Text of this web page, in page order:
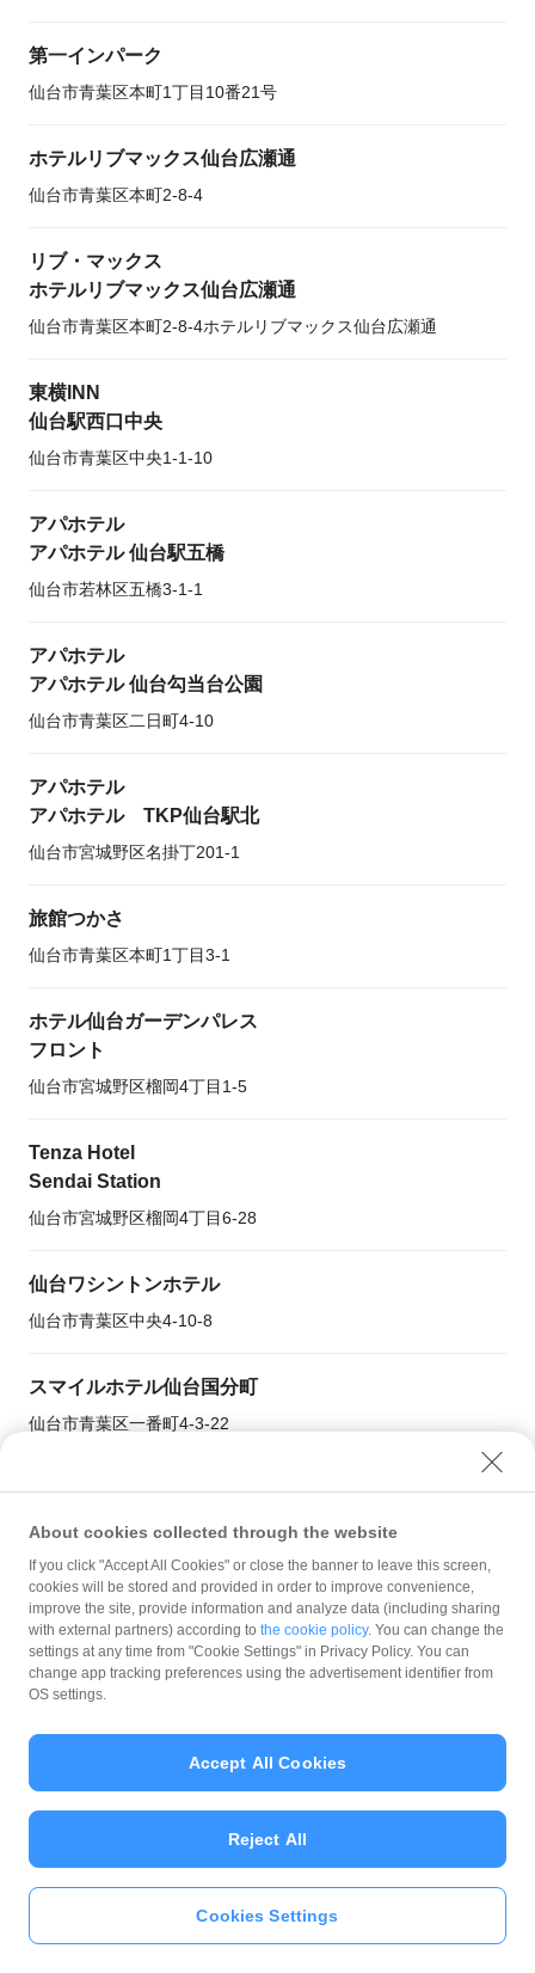
第一インパーク
仙台市青葉区本町1丁目10番21号
ホテルリブマックス仙台広瀬通
仙台市青葉区本町2-8-4
リブ・マックス
ホテルリブマックス仙台広瀬通
仙台市青葉区本町2-8-4ホテルリブマックス仙台広瀬通
東横INN
仙台駅西口中央
仙台市青葉区中央1-1-10
アパホテル
アパホテル 仙台駅五橋
仙台市若林区五橋3-1-1
アパホテル
アパホテル 仙台勾当台公園
仙台市青葉区二日町4-10
アパホテル
アパホテル TKP仙台駅北
仙台市宮城野区名掛丁201-1
旅館つかさ
仙台市青葉区本町1丁目3-1
ホテル仙台ガーデンパレス
フロント
仙台市宮城野区榴岡4丁目1-5
Tenza Hotel
Sendai Station
仙台市宮城野区榴岡4丁目6-28
仙台ワシントンホテル
仙台市青葉区中央4-10-8
スマイルホテル仙台国分町
仙台市青葉区一番町4-3-22
Best Delight
ホテルルートイン
ホテルルートイン仙台東
仙台市若林区六丁の目西町1-60
キュア国分町
仙台市青葉区国分町2-8-33
アルモントホテル仙台
仙台市青葉区中央3-4-10
PayPayアプリをダウンロ
ード＞＞
About cookies collected through the website
If you click "Accept All Cookies" or close the banner to leave this screen,
cookies will be stored and provided in order to improve convenience,
improve the site, provide information and analyze data (including sharing
with external partners) according to the cookie policy. You can change the
settings at any time from "Cookie Settings" in Privacy Policy. You can
change app tracking preferences using the advertisement identifier from
OS settings.
Cookies Settings
Reject All
Accept All Cookies